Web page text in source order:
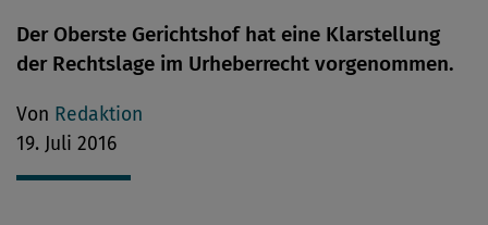
Der Oberste Gerichtshof hat eine Klarstellung
der Rechtslage im Urheberrecht vorgenommen.
Von Redaktion
19. Juli 2016